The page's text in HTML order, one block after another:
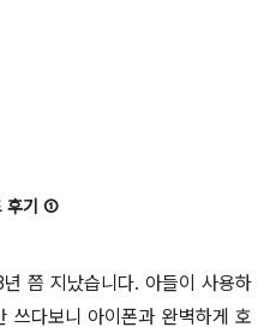
후기 ①
쯤 지났습니다. 아들이 사용하
쓰다보니 아이폰과 완벽하게 호